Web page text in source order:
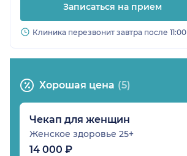
Записаться на прием
Клиника перезвонит завтра после 11:00
Хорошая цена (5)
Чекап для женщин
Женское здоровье 25+
14 000 ₽